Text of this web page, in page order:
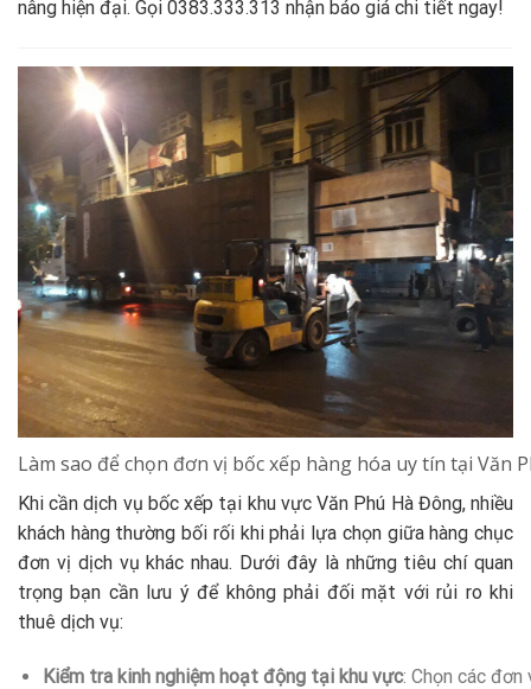
nâng hiện đại. Gọi 0383.333.313 nhận báo giá chi tiết ngay!
Làm sao để chọn đơn vị bốc xếp hàng hóa uy tín tại Văn
Khi cần dịch vụ bốc xếp tại khu vực Văn Phú Hà Đông, nhiều
khách hàng thường bối rối khi phải lựa chọn giữa hàng chục
đơn vị dịch vụ khác nhau. Dưới đây là những tiêu chí quan
trọng bạn cần lưu ý để không phải đối mặt với rủi ro khi
thuê dịch vụ:
Kiểm tra kinh nghiệm hoạt động tại khu vực: Chọn các